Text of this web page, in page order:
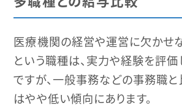
医療機関の経営や運営に欠かせ
という職種は、実力や経験を評価
ですが、一般事務などの事務職
はやや低い傾向にあります。